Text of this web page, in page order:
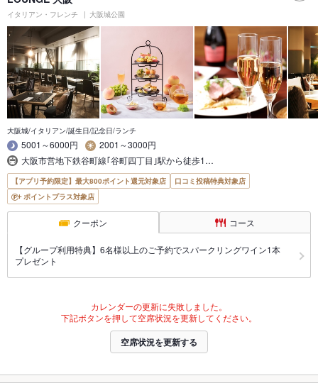
イタリアン・フレンチ 大阪城公園
大阪城/イタリアン/誕生日/記念日/ランチ
5001～6000円
2001～3000円
大阪市営地下鉄谷町線｢谷町四丁目｣駅から徒歩1…
【アプリ予約限定】最大800ポイント還元対象店
口コミ投稿特典対象店
ポイントプラス対象店
クーポン コース
【グループ利用特典】6名様以上のご予約でスパークリングワイン1本
プレゼント
カレンダーの更新に失敗しました。
下記ボタンを押して空席状況を更新してください。
空席状況を更新する